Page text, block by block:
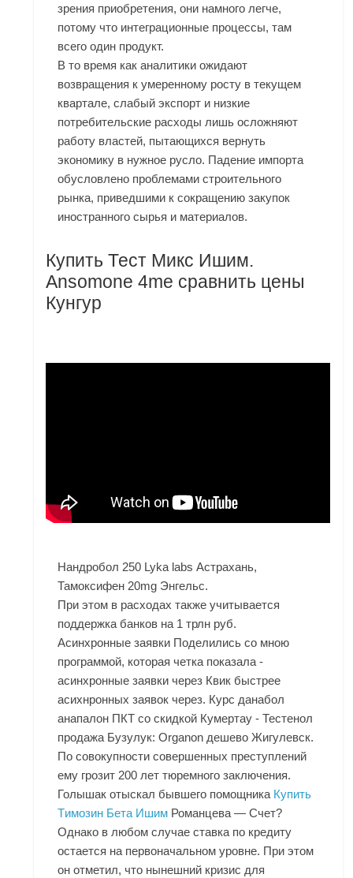
зрения приобретения, они намного легче,
потому что интеграционные процессы, там
всего один продукт.
В то время как аналитики ожидают
возвращения к умеренному росту в текущем
квартале, слабый экспорт и низкие
потребительские расходы лишь осложняют
работу властей, пытающихся вернуть
экономику в нужное русло. Падение импорта
обусловлено проблемами строительного
рынка, приведшими к сокращению закупок
иностранного сырья и материалов.
Купить Тест Микс Ишим.
Ansomone 4me сравнить цены
Кунгур
Нандробол 250 Lyka labs Астрахань,
Тамоксифен 20mg Энгельс.
При этом в расходах также учитывается
поддержка банков на 1 трлн руб.
Асинхронные заявки Поделились со мною
программой, которая четка показала -
асинхронные заявки через Квик быстрее
асихнронных заявок через. Курс данабол
анапалон ПКТ со скидкой Кумертау - Тестенол
продажа Бузулук: Organon дешево Жигулевск.
По совокупности совершенных преступлений
ему грозит 200 лет тюремного заключения.
Голышак отыскал бывшего помощника Купить
Tимозин Бета Ишим Романцева — Счет?
Однако в любом случае ставка по кредиту
остается на первоначальном уровне. При этом
он отметил, что нынешний кризис для